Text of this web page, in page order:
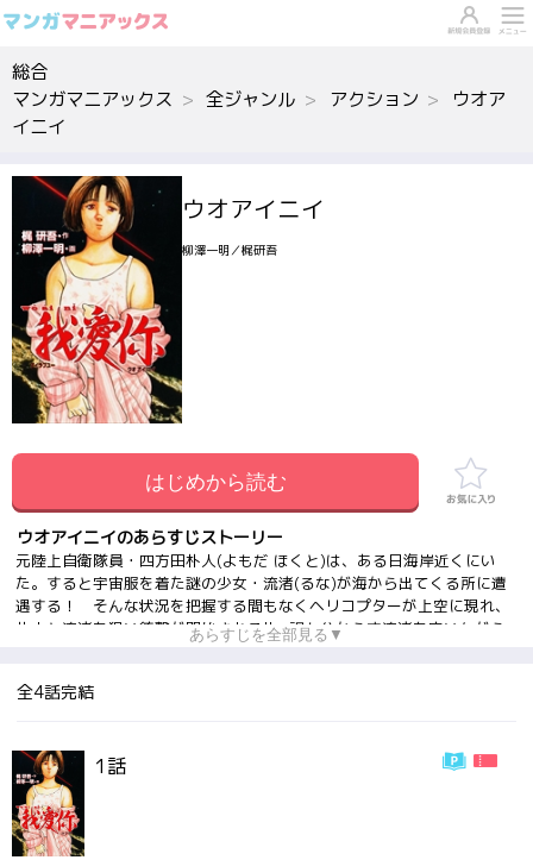
総合
マンガマニアックス
全ジャンル アクション
ウオア
イニイ
ウオアイニイ
柳澤一明／梶研吾
はじめから読む
ウオアイニイのあらすじストーリー
元陸上自衛隊員・四方田朴人(よもだ ほくと)は、ある日海岸近くにい
た。すると宇宙服を着た謎の少女・流渚(るな)が海から出てくる所に遭
遇する！ そんな状況を把握する間もなくヘリコプターが上空に現れ、
朴人と流渚を狙い銃撃が開始される!! 訳も分からず流渚を庇いながら
アクション作品!!
あらすじを全部見る▼
全4話完結
1話